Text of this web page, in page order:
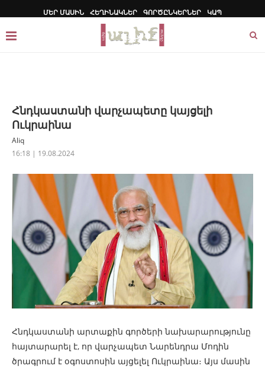
ՄԵՐ ՄԱՍԻՆ ՀԵՂԻՆԱԿՆԵՐ ԳՈՐԾԸՆԿԵՐՆԵՐ ԿԱՊ
Հնդկաստանի վարչապետը կայցելի
Ուկրաինա
Aliq
16:18 | 19.08.2024
Հնդկաստանի արտաքին գործերի նախարարությունը
հայտարարել է, որ վարչապետ Նարենդրա Մոդին
ծրագրում է օգոստոսին այցելել Ուկրաինա։ Այս մասին